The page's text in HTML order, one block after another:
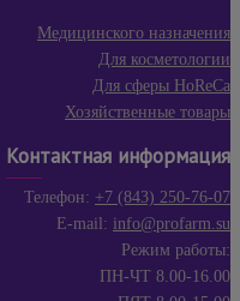
Медицинского назначения
Для косметологии
Для сферы HoReCa
Хозяйственные товары
Контактная информация
Телефон: +7 (843) 250-76-07
E-mail: info@profarm.su
Режим работы:
ПН-ЧТ 8.00-16.00